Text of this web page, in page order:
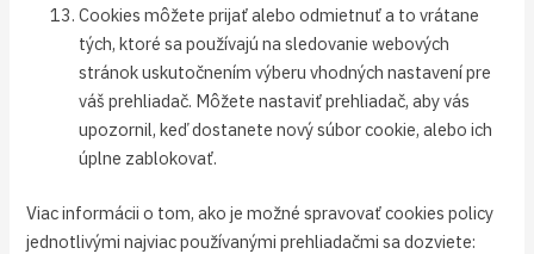
Cookies môžete prijať alebo odmietnuť a to vrátane
tých, ktoré sa používajú na sledovanie webových
stránok uskutočnením výberu vhodných nastavení pre
váš prehliadač. Môžete nastaviť prehliadač, aby vás
upozornil, keď dostanete nový súbor cookie, alebo ich
úplne zablokovať.
Viac informácii o tom, ako je možné spravovať cookies policy
jednotlivými najviac používanými prehliadačmi sa dozviete: